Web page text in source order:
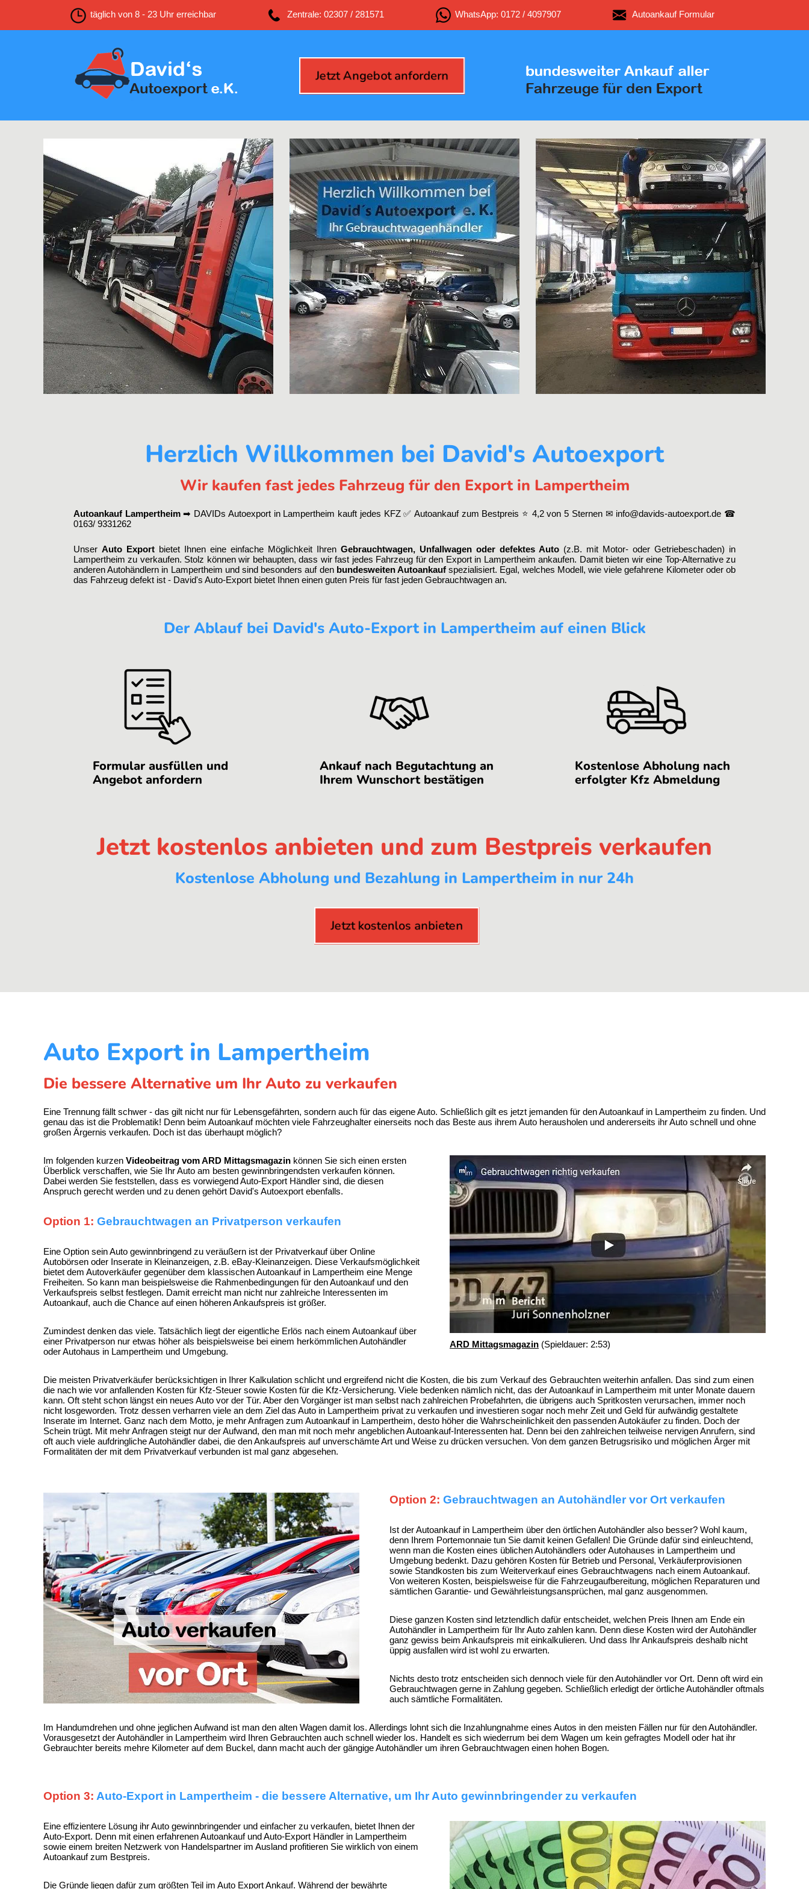
täglich von 8 - 23 Uhr erreichbar Zentrale: 02307 / 281571 WhatsApp: 0172 / 4097907 Autoankauf Formular
Jetzt Angebot anfordern
Herzlich Willkommen bei David's Autoexport
Wir kaufen fast jedes Fahrzeug für den Export in Lampertheim
Autoankauf Lampertheim➡ DAVIDs Autoexport in Lampertheim kauft jedes KFZ ✅ Autoankauf zum Bestpreis ⭐ 4,2 von 5 Sternen ✉ info@davids-autoexport.de ☎
0163/ 9331262
Unser Auto Export bietet Ihnen eine einfache Möglichkeit Ihren Gebrauchtwagen, Unfallwagen oder defektes Auto (z.B. mit Motor- oder Getriebeschaden) in
Lampertheim zu verkaufen. Stolz können wir behaupten, dass wir fast jedes Fahrzeug für den Export in Lampertheim ankaufen. Damit bieten wir eine Top-Alternative zu
anderen Autohändlern in Lampertheim und sind besonders auf den bundesweiten Autoankauf spezialisiert. Egal, welches Modell, wie viele gefahrene Kilometer oder ob
das Fahrzeug defekt ist - David's Auto-Export bietet Ihnen einen guten Preis für fast jeden Gebrauchtwagen an.
Der Ablauf bei David's Auto-Export in Lampertheim auf einen Blick
Formular ausfüllen und
Angebot anfordern
Ankauf nach Begutachtung an
Ihrem Wunschort bestätigen
Kostenlose Abholung nach
erfolgter Kfz Abmeldung
Jetzt kostenlos anbieten und zum Bestpreis verkaufen
Kostenlose Abholung und Bezahlung in Lampertheim in nur 24h
Jetzt kostenlos anbieten
Auto Export in Lampertheim
Die bessere Alternative um Ihr Auto zu verkaufen
Eine Trennung fällt schwer - das gilt nicht nur für Lebensgefährten, sondern auch für das eigene Auto. Schließlich gilt es jetzt jemanden für den Autoankauf in Lampertheim zu finden. Und
genau das ist die Problematik! Denn beim Autoankauf möchten viele Fahrzeughalter einerseits noch das Beste aus ihrem Auto herausholen und andererseits ihr Auto schnell und ohne
großen Ärgernis verkaufen. Doch ist das überhaupt möglich?
ARD Mittagsmagazin (Spieldauer: 2:53)
Im folgenden kurzen Videobeitrag vom ARD Mittagsmagazin können Sie sich einen ersten
Überblick verschaffen, wie Sie Ihr Auto am besten gewinnbringendsten verkaufen können.
Dabei werden Sie feststellen, dass es vorwiegendAuto-Export Händler sind, die diesen
Anspruch gerecht werden und zu denen gehört David's Autoexport ebenfalls.
Option 1: Gebrauchtwagen an Privatperson verkaufen
Eine Option sein Auto gewinnbringend zu veräußern ist der Privatverkauf über Online
Autobörsen oder Inserate in Kleinanzeigen, z.B. eBay-Kleinanzeigen. Diese Verkaufsmöglichkeit
bietet dem Autoverkäufer gegenüber dem klassischen Autoankauf in Lampertheim eine Menge
Freiheiten. So kann man beispielsweise die Rahmenbedingungen für den Autoankauf und den
Verkaufspreis selbst festlegen. Damit erreicht man nicht nur zahlreiche Interessenten im
Autoankauf, auch die Chance auf einen höheren Ankaufspreis ist größer.
Zumindest denken das viele. Tatsächlich liegt der eigentliche Erlös nach einem Autoankauf über
einer Privatperson nur etwas höher als beispielsweise bei einem herkömmlichen Autohändler
oder Autohaus in Lampertheim und Umgebung.
Die meisten Privatverkäufer berücksichtigen in Ihrer Kalkulation schlicht und ergreifend nicht die Kosten, die bis zum Verkauf des Gebrauchten weiterhin anfallen. Das sind zum einen
die nach wie vor anfallenden Kosten für Kfz-Steuer sowie Kosten für die Kfz-Versicherung. Viele bedenken nämlich nicht, das der Autoankauf in Lampertheim mit unter Monate dauern
kann. Oft steht schon längst ein neues Auto vor der Tür. Aber den Vorgänger ist man selbst nach zahlreichen Probefahrten, die übrigens auch Spritkosten verursachen, immer noch
nicht losgeworden. Trotz dessen verharren viele an dem Ziel das Auto in Lampertheim privat zu verkaufen und investieren sogar noch mehr Zeit und Geld für aufwändig gestaltete
Inserate im Internet. Ganz nach dem Motto, je mehr Anfragen zum Autoankauf in Lampertheim, desto höher die Wahrscheinlichkeit den passenden Autokäufer zu finden. Doch der
Schein trügt. Mit mehr Anfragen steigt nur der Aufwand, den man mit noch mehr angeblichen Autoankauf-Interessenten hat. Denn bei den zahlreichen teilweise nervigen Anrufern, sind
oft auch viele aufdringliche Autohändler dabei, die den Ankaufspreis auf unverschämte Art und Weise zu drücken versuchen. Von dem ganzen Betrugsrisiko und möglichen Ärger mit
Formalitäten der mit dem Privatverkauf verbunden ist mal ganz abgesehen.
Option 2: Gebrauchtwagen an Autohändler vor Ort verkaufen
Ist der Autoankauf in Lampertheim über den örtlichen Autohändler also besser? Wohl kaum,
denn Ihrem Portemonnaie tun Sie damit keinen Gefallen! Die Gründe dafür sind einleuchtend,
wenn man die Kosten eines üblichen Autohändlers oder Autohauses in Lampertheim und
Umgebung bedenkt. Dazu gehören Kosten für Betrieb und Personal, Verkäuferprovisionen
sowie Standkosten bis zum Weiterverkauf eines Gebrauchtwagens nach einem Autoankauf.
Von weiteren Kosten, beispielsweise für die Fahrzeugaufbereitung, möglichen Reparaturen und
sämtlichen Garantie- und Gewährleistungsansprüchen, mal ganz ausgenommen.
Diese ganzen Kosten sind letztendlich dafür entscheidet, welchen Preis Ihnen am Ende ein
Autohändler in Lampertheim für Ihr Auto zahlen kann. Denn diese Kosten wird der Autohändler
ganz gewiss beim Ankaufspreis mit einkalkulieren. Und dass Ihr Ankaufspreis deshalb nicht
üppig ausfallen wird ist wohl zu erwarten.
Nichts desto trotz entscheiden sich dennoch viele für den Autohändler vor Ort. Denn oft wird ein
Gebrauchtwagen gerne in Zahlung gegeben. Schließlich erledigt der örtliche Autohändler oftmals
auch sämtliche Formalitäten.
Im Handumdrehen und ohne jeglichen Aufwand ist man den alten Wagen damit los. Allerdings lohnt sich die Inzahlungnahme eines Autos in den meisten Fällen nur für den Autohändler.
Vorausgesetzt der Autohändler in Lampertheim wird Ihren Gebrauchten auch schnell wieder los. Handelt es sich wiederrum bei dem Wagen um kein gefragtes Modell oder hat ihr
Gebrauchter bereits mehre Kilometer auf dem Buckel, dann macht auch der gängige Autohändler um ihren Gebrauchtwagen einen hohen Bogen.
Option 3: Auto-Export in Lampertheim - die bessere Alternative, um Ihr Auto gewinnbringender zu verkaufen
Eine effizientere Lösung ihr Auto gewinnbringender und einfacher zu verkaufen, bietet Ihnen der
Auto-Export. Denn mit einen erfahrenen Autoankauf undAuto-Export Händler in Lampertheim
sowie einem breiten Netzwerk von Handelspartner im Ausland profitieren Sie wirklich von einem
Autoankauf zum Bestpreis.
Die Gründe liegen dafür zum größten Teil im Auto Export Ankauf. Während der bewährte